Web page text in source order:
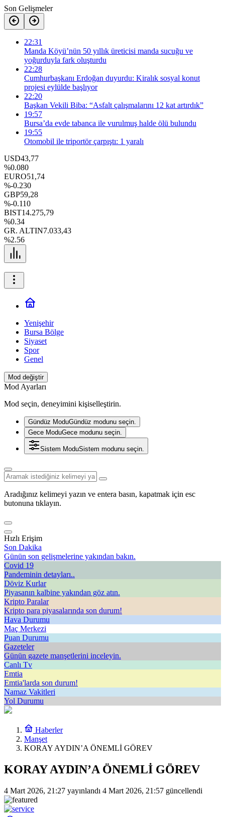
Son Gelişmeler
22:31
Manda Köyü’nün 50 yıllık üreticisi manda sucuğu ve
yoğurduyla fark oluşturdu
22:28
Cumhurbaşkanı Erdoğan duyurdu: Kiralık sosyal konut
projesi eylülde başlıyor
22:20
Başkan Vekili Biba: “Asfalt çalışmalarını 12 kat artırdık”
19:57
Bursa’da evde tabanca ile vurulmuş halde ölü bulundu
19:55
Otomobil ile triportör çarpıştı: 1 yaralı
USD43,77
%0.080
EURO51,74
%-0.230
GBP59,28
%-0.110
BIST14.275,79
%0.34
GR. ALTIN7.033,43
%2.56
Yenişehir
Bursa Bölge
Siyaset
Spor
Genel
Mod değiştir
Mod Ayarları
Mod seçin, deneyimini kişiselleştirin.
Gündüz ModuGündüz modunu seçin.
Gece ModuGece modunu seçin.
Sistem ModuSistem modunu seçin.
Aradığınız kelimeyi yazın ve entera basın, kapatmak için esc
butonuna tıklayın.
Hızlı Erişim
Son Dakika
Günün son gelişmelerine yakından bakın.
Covid 19
Pandeminin detayları..
Döviz Kurlar
Piyasanın kalbine yakından göz atın.
Kripto Paralar
Kripto para piyasalarında son durum!
Hava Durumu
Maç Merkezi
Puan Durumu
Gazeteler
Günün gazete manşetlerini inceleyin.
Canlı Tv
Emtia
Emtia'larda son durum!
Namaz Vakitleri
Yol Durumu
Haberler
Manşet
KORAY AYDIN’A ÖNEMLİ GÖREV
KORAY AYDIN’A ÖNEMLİ GÖREV
4 Mart 2026, 21:27 yayınlandı 4 Mart 2026, 21:57 güncellendi